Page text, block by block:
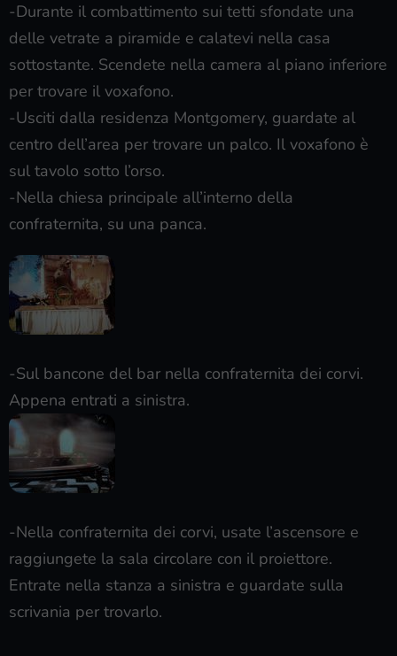
-Durante il combattimento sui tetti sfondate una
delle vetrate a piramide e calatevi nella casa
sottostante. Scendete nella camera al piano inferiore
per trovare il voxafono.
-Usciti dalla residenza Montgomery, guardate al
centro dell’area per trovare un palco. Il voxafono è
sul tavolo sotto l’orso.
-Nella chiesa principale all’interno della
confraternita, su una panca.
-Sul bancone del bar nella confraternita dei corvi.
Appena entrati a sinistra.
-Nella confraternita dei corvi, usate l’ascensore e
raggiungete la sala circolare con il proiettore.
Entrate nella stanza a sinistra e guardate sulla
scrivania per trovarlo.